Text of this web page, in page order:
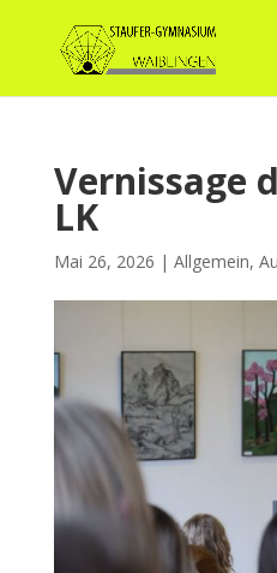
Vernissage
LK
Mai 26, 2026 | Allgemein,